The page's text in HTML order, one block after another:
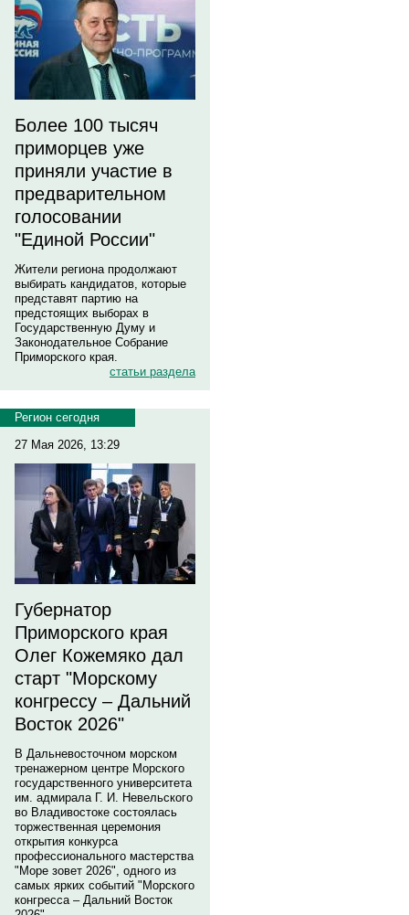
Более 100 тысяч
приморцев уже
приняли участие в
предварительном
голосовании
"Единой России"
Жители региона продолжают
выбирать кандидатов, которые
представят партию на
предстоящих выборах в
Государственную Думу и
Законодательное Собрание
Приморского края.
статьи раздела
Регион сегодня
27 Мая 2026, 13:29
Губернатор
Приморского края
Олег Кожемяко дал
старт "Морскому
конгрессу – Дальний
Восток 2026"
В Дальневосточном морском
тренажерном центре Морского
государственного университета
им. адмирала Г. И. Невельского
во Владивостоке состоялась
торжественная церемония
открытия конкурса
профессионального мастерства
"Море зовет 2026", одного из
самых ярких событий "Морского
конгресса – Дальний Восток